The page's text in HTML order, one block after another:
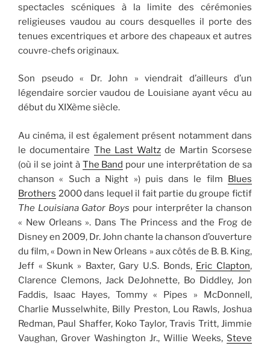
spectacles scéniques à la limite des cérémonies
religieuses vaudou au cours desquelles il porte des
tenues excentriques et arbore des chapeaux et autres
couvre-chefs originaux.
Son pseudo « Dr. John » viendrait d’ailleurs d’un
légendaire sorcier vaudou de Louisiane ayant vécu au
début du XIXème siècle.
Au cinéma, il est également présent notamment dans
le documentaire The Last Waltz de Martin Scorsese
(où il se joint à The Band pour une interprétation de sa
chanson « Such a Night ») puis dans le film Blues
Brothers 2000 dans lequel il fait partie du groupe fictif
The Louisiana Gator Boys pour interpréter la chanson
« New Orleans ». Dans The Princess and the Frog de
Disney en 2009, Dr. John chante la chanson d’ouverture
du film, « Down in New Orleans » aux côtés de B. B. King,
Jeff « Skunk » Baxter, Gary U.S. Bonds, Eric Clapton,
Clarence Clemons, Jack DeJohnette, Bo Diddley, Jon
Faddis, Isaac Hayes, Tommy « Pipes » McDonnell,
Charlie Musselwhite, Billy Preston, Lou Rawls, Joshua
Redman, Paul Shaffer, Koko Taylor, Travis Tritt, Jimmie
Vaughan, Grover Washington Jr., Willie Weeks, Steve